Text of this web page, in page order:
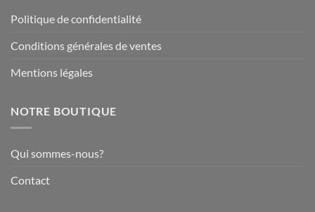
Politique de confidentialité
Conditions générales de ventes
Mentions légales
NOTRE BOUTIQUE
Qui sommes-nous?
Contact